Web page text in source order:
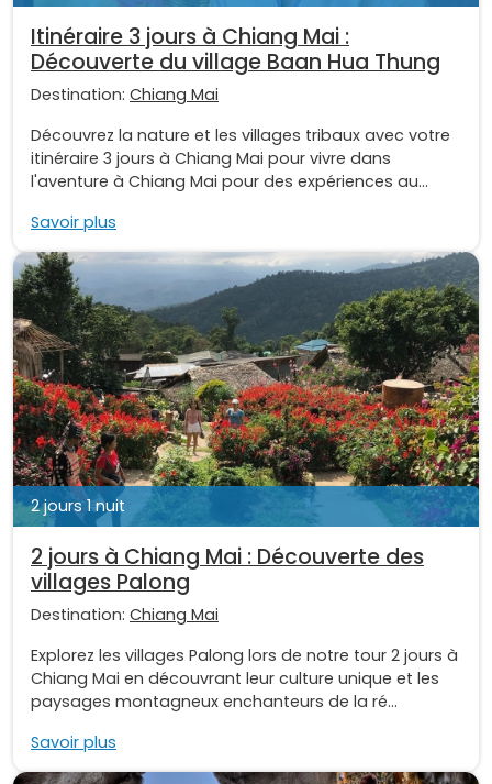
Itinéraire 3 jours à Chiang Mai :
Découverte du village Baan Hua Thung
Destination: Chiang Mai
Découvrez la nature et les villages tribaux avec votre
itinéraire 3 jours à Chiang Mai pour vivre dans
l'aventure à Chiang Mai pour des expériences au...
Savoir plus
2 jours 1 nuit
2 jours à Chiang Mai : Découverte des
villages Palong
Destination: Chiang Mai
Explorez les villages Palong lors de notre tour 2 jours à
Chiang Mai en découvrant leur culture unique et les
paysages montagneux enchanteurs de la ré...
Savoir plus